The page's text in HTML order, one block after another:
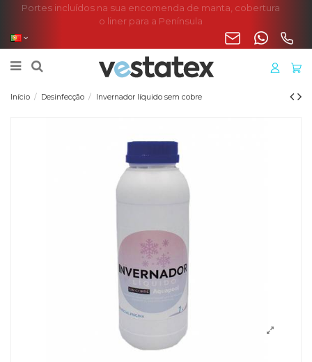
Portes incluídos na sua encomenda de manta, cobertura
o liner para a Península
Início Desinfecção Invernador líquido sem cobre